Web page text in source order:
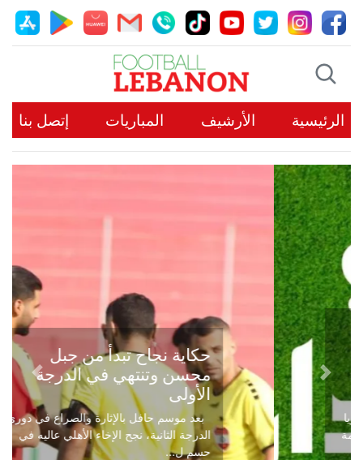
الرئيسية الأرشيف المباريات إتصل بنا
حكاية نجاح تبدأ من جبل
محسن وتنتهي في الدرجة
الأولى
بعد موسم حافل بالإثارة والصراع في دوري
الدرجة الثانية، نجح الإخاء الأهلي عاليه في
حسم ل...
Previous
Next